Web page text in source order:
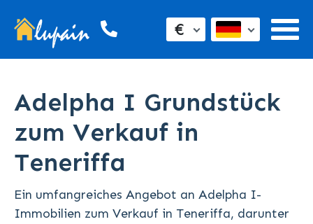
€
Adelpha I Grundstück
zum Verkauf in
Teneriffa
Ein umfangreiches Angebot an Adelpha I-
Immobilien zum Verkauf in Teneriffa, darunter